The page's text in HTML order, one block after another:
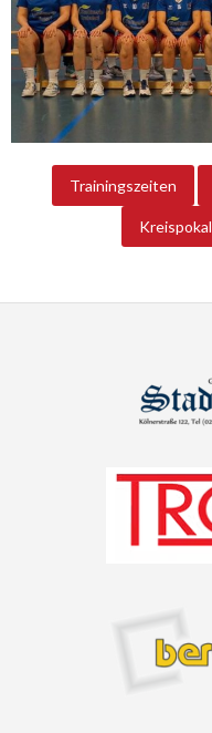
Trainingszeiten
Kreispokal